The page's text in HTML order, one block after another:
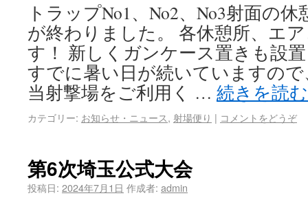
トラップNo1、No2、No3射面の
が終わりました。 各休憩所、エ
す！ 新しくガンケース置きも設
すでに暑い日が続いていますの
当射撃場をご利用く … 続きを読
カテゴリー: お知らせ・ニュース, 射場便り | コメントをどうぞ
第6次埼玉公式大会
投稿日: 2024年7月1日 作成者: admin